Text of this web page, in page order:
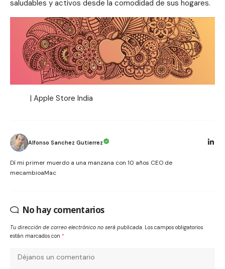
saludables y activos desde la comodidad de sus hogares.
| Apple Store India
Alfonso Sanchez Gutierrez
Dí mi primer muerdo a una manzana con 10 años CEO de
mecambioaMac
No hay comentarios
Tu dirección de correo electrónico no será publicada. Los campos obligatorios
están marcados con *